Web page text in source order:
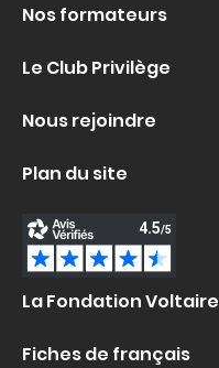
Nos formateurs
Le Club Privilège
Nous rejoindre
Plan du site
La Fondation Voltaire
Fiches de français